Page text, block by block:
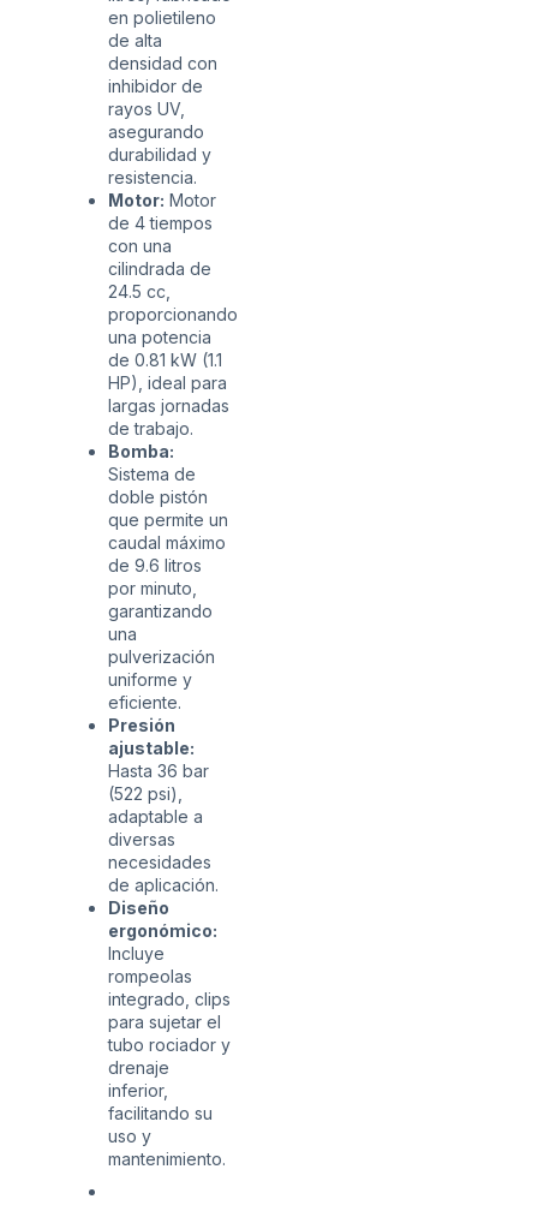
en polietileno
de alta
densidad con
inhibidor de
rayos UV,
asegurando
durabilidad y
resistencia.
Motor: Motor
de 4 tiempos
con una
cilindrada de
24.5 cc,
proporcionando
una potencia
de 0.81 kW (1.1
HP), ideal para
largas jornadas
de trabajo.
Bomba:
Sistema de
doble pistón
que permite un
caudal máximo
de 9.6 litros
por minuto,
garantizando
una
pulverización
uniforme y
eficiente.
Presión
ajustable:
Hasta 36 bar
(522 psi),
adaptable a
diversas
necesidades
de aplicación.
Diseño
ergonómico:
Incluye
rompeolas
integrado, clips
para sujetar el
tubo rociador y
drenaje
inferior,
facilitando su
uso y
mantenimiento.